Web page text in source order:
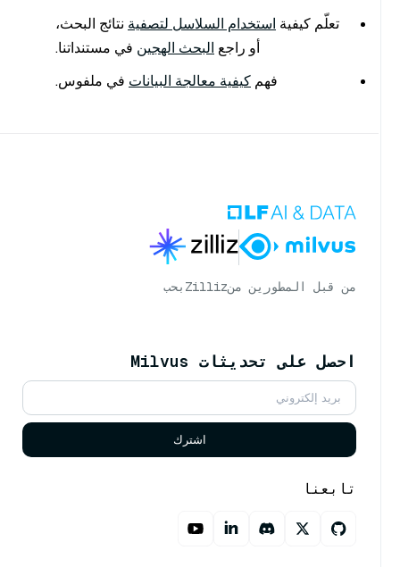
تعلّم كيفية استخدام السلاسل لتصفية نتائج البحث،
أو راجع البحث الهجين في مستنداتنا.
فهم كيفية معالجة البيانات في ملفوس.
من قبل المطورين منZilliz بحب
احصل على تحديثات Milvus
اشترك
تابعنا